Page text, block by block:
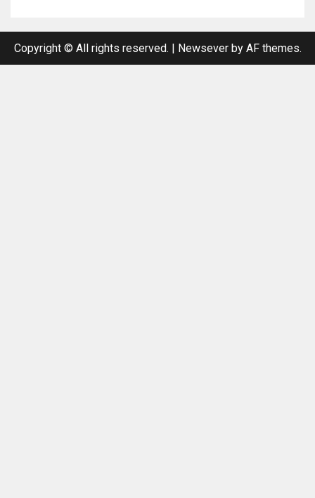
Copyright © All rights reserved. | Newseverby AF themes.